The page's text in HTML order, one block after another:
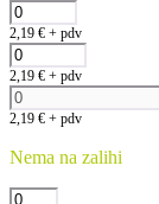
2,19 € + pdv
2,19 € + pdv
2,19 € + pdv
Nema na zalihi